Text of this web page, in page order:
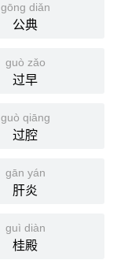
gōng diǎn
公典
guò zǎo
过早
guò qiāng
过腔
gān yán
肝炎
guì diàn
桂殿